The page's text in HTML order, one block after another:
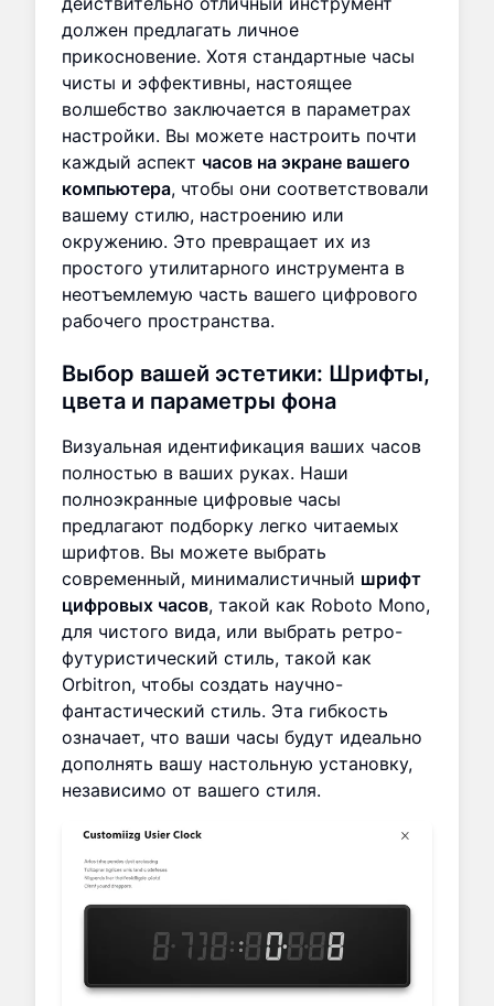
должен предлагать личное
прикосновение. Хотя стандартные часы
чисты и эффективны, настоящее
волшебство заключается в параметрах
настройки. Вы можете настроить почти
каждый аспект часов на экране вашего
компьютера, чтобы они соответствовали
вашему стилю, настроению или
окружению. Это превращает их из
простого утилитарного инструмента в
неотъемлемую часть вашего цифрового
рабочего пространства.
Выбор вашей эстетики: Шрифты,
цвета и параметры фона
Визуальная идентификация ваших часов
полностью в ваших руках. Наши
полноэкранные цифровые часы
предлагают подборку легко читаемых
шрифтов. Вы можете выбрать
современный, минималистичный шрифт
цифровых часов, такой как Roboto Mono,
для чистого вида, или выбрать ретро-
футуристический стиль, такой как
Orbitron, чтобы создать научно-
фантастический стиль. Эта гибкость
означает, что ваши часы будут идеально
дополнять вашу настольную установку,
независимо от вашего стиля.